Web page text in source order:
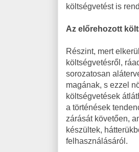
költségvetést is
Az előrehozott
Részint, mert
költségvetésről,
sorozatosan
magának, s ezzel
költségvetések
a történések
zárását követően,
készültek,
felhasználásáról.